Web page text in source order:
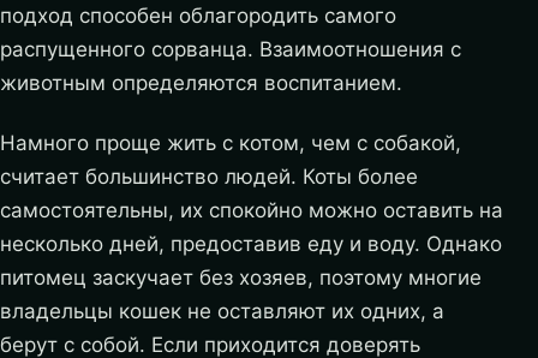
подход способен облагородить самого
распущенного сорванца. Взаимоотношения с
животным определяются воспитанием.
Намного проще жить с котом, чем с собакой,
считает большинство людей. Коты более
самостоятельны, их спокойно можно оставить на
несколько дней, предоставив еду и воду. Однако
питомец заскучает без хозяев, поэтому многие
владельцы кошек не оставляют их одних, а
берут с собой. Если приходится доверять